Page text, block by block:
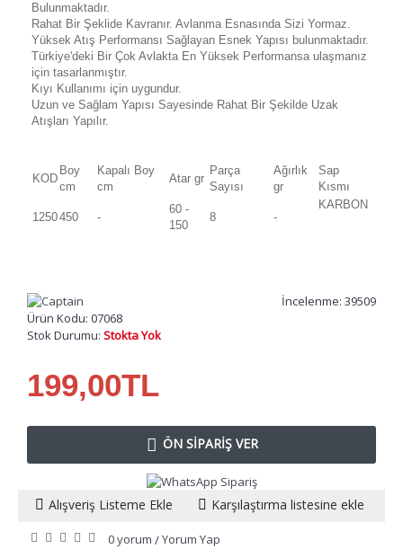
Bulunmaktadır.
Rahat Bir Şeklide Kavranır. Avlanma Esnasında Sizi Yormaz.
Yüksek Atış Performansı Sağlayan Esnek Yapısı bulunmaktadır.
Türkiye'deki Bir Çok Avlakta En Yüksek Performansa ulaşmanız
için tasarlanmıştır.
Kıyı Kullanımı için uygundur.
Uzun ve Sağlam Yapısı Sayesinde Rahat Bir Şekilde Uzak
Atışları Yapılır.
KOD
Boy
cm
Kapalı Boy
cm
Atar gr
Parça
Sayısı
Ağırlık
gr
Sap
Kısmı
1250450 -
60 -
150
8 -
KARBON
İncelenme: 39509
Ürün Kodu: 07068
Stok Durumu: Stokta Yok
199,00TL
ÖN SIPARIŞ VER
Alışveriş Listeme Ekle Karşılaştırma listesine ekle
0 yorum /Yorum Yap